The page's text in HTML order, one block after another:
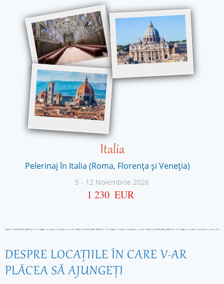
Italia
Pelerinaj în Italia (Roma, Florența și Veneția)
5 - 12 Noiembrie 2026
1 230 EUR
DESPRE LOCAŢIILE ÎN CARE V-AR
PLĂCEA SĂ AJUNGEŢI